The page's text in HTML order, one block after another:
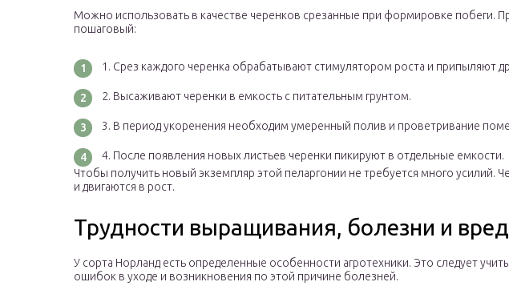
Можно использовать в качестве черенков срезанные при формировке побеги.
пошаговый:
Срез каждого черенка обрабатывают стимулятором роста и припыляют
Высаживают черенки в емкость с питательным грунтом.
В период укоренения необходим умеренный полив и проветривание
После появления новых листьев черенки пикируют в отдельные емкости.
Чтобы получить новый экземпляр этой пеларгонии не требуется много усилий.
и двигаются в рост.
Трудности выращивания, болезни и
У сорта Норланд есть определенные особенности агротехники. Это следует
ошибок в уходе и возникновения по этой причине болезней.